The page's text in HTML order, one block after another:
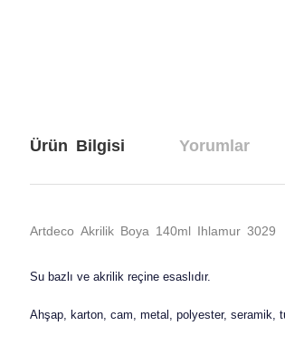
Ürün Bilgisi Yorumlar
Artdeco Akrilik Boya 140ml Ihlamur 3029
Su bazlı ve akrilik reçine esaslıdır.
Ahşap, karton, cam, metal, polyester, seramik,